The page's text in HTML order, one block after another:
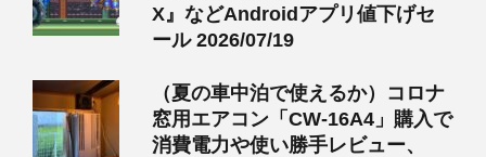
X』などAndroidアプリ値下げセ
ール 2026/07/19
（夏の車中泊で使えるか）コロナ
窓用エアコン「CW-16A4」購入で
消費電力や使い勝手レビュー、